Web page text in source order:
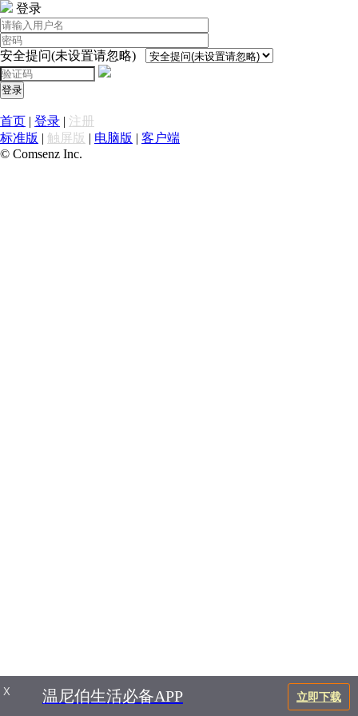
登录
安全提问(未设置请忽略)
登录
首页 | 登录 | 注册
标准版 | 触屏版 | 电脑版 | 客户端
© Comsenz Inc.
X 温尼伯生活必备APP 立即下载